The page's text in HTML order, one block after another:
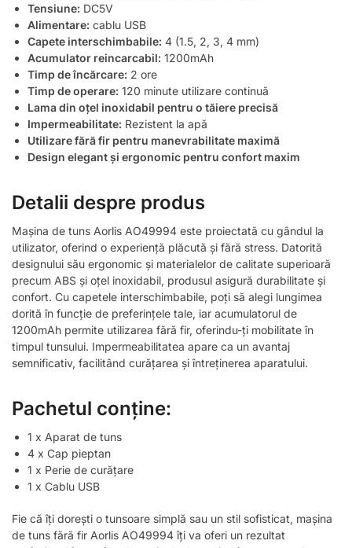
Tensiune: DC5V
Alimentare: cablu USB
Capete interschimbabile: 4 (1.5, 2, 3, 4 mm)
Acumulator reincarcabil: 1200mAh
Timp de încărcare: 2 ore
Timp de operare: 120 minute utilizare continuă
Lama din oțel inoxidabil pentru o tăiere precisă
Impermeabilitate: Rezistent la apă
Utilizare fără fir pentru manevrabilitate maximă
Design elegant și ergonomic pentru confort maxim
Detalii despre produs
Mașina de tuns Aorlis AO49994 este proiectată cu gândul la
utilizator, oferind o experiență plăcută și fără stress. Datorită
designului său ergonomic și materialelor de calitate superioară
precum ABS și oțel inoxidabil, produsul asigură durabilitate și
confort. Cu capetele interschimbabile, poți să alegi lungimea
dorită în funcție de preferințele tale, iar acumulatorul de
1200mAh permite utilizarea fără fir, oferindu-ți mobilitate în
timpul tunsului. Impermeabilitatea apare ca un avantaj
semnificativ, facilitând curățarea și întreținerea aparatului.
Pachetul conține:
1 x Aparat de tuns
4 x Cap pieptan
1 x Perie de curățare
1 x Cablu USB
Fie că îți dorești o tunsoare simplă sau un stil sofisticat, mașina
de tuns fără fir Aorlis AO49994 îți va oferi un rezultat